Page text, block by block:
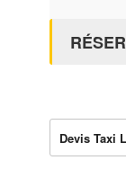
Devis Taxi